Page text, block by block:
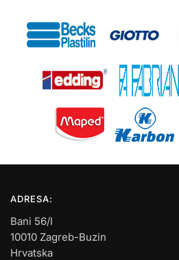
ADRESA:
Bani 56/I
10010 Zagreb-Buzin
Hrvatska